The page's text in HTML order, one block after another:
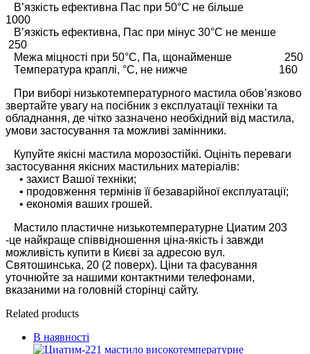
В’язкість ефективна Пас при 50°С не більше
1000
В’язкість ефективна, Пас при мінус 30°С не менше
250
Межа міцності при 50°С, Па, щонайменше 250
Температура краплі, °С, не нижче 160
При виборі низькотемпературного мастила обов’язково
звертайте увагу на посібник з експлуатації техніки та
обладнання, де чітко зазначено необхідний від мастила,
умови застосування та можливі замінники.
Купуйте якісні мастила морозостійкі. Оцініть переваги
застосування якісних мастильних матеріалів:
• захист Вашої техніки;
• продовження термінів її безаварійної експлуатації;
• економія ваших грошей.
Мастило пластичне низькотемпературне Циатим 203
-це найкраще співвідношення ціна-якість і завжди
можливість купити в Києві за адресою вул.
Святошинська, 20 (2 поверх). Ціни та фасування
уточнюйте за нашими контактними телефонами,
вказаними на головній сторінці сайту.
Related products
В наявності